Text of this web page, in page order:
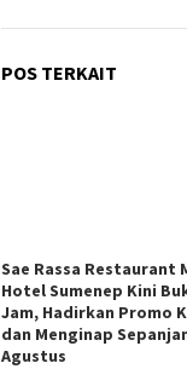
POS TERKAIT
Sae Rassa Restaurant
Hotel Sumenep Kini
Jam, Hadirkan Promo
dan Menginap
Agustus